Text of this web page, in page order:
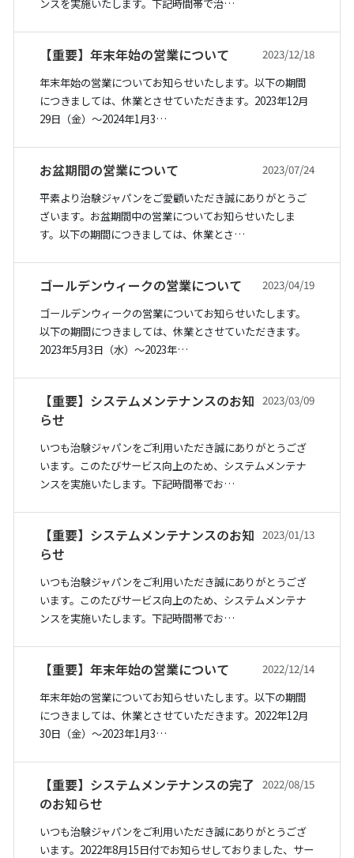
ンスを実施いたします。下記時間帯で治…
【重要】年末年始の営業について
2023/12/18
年末年始の営業についてお知らせいたします。以下の期間
につきましては、休業とさせていただきます。2023年12月
29日（金）〜2024年1月3…
お盆期間の営業について
2023/07/24
平素より治験ジャパンをご愛顧いただき誠にありがとうご
ざいます。お盆期間中の営業についてお知らせいたしま
す。以下の期間につきましては、休業とさ…
ゴールデンウィークの営業について
2023/04/19
ゴールデンウィークの営業についてお知らせいたします。
以下の期間につきましては、休業とさせていただきます。
2023年5月3日（水）〜2023年…
【重要】システムメンテナンスのお知
らせ
2023/03/09
いつも治験ジャパンをご利用いただき誠にありがとうござ
います。このたびサービス向上のため、システムメンテナ
ンスを実施いたします。下記時間帯でお…
【重要】システムメンテナンスのお知
らせ
2023/01/13
いつも治験ジャパンをご利用いただき誠にありがとうござ
います。このたびサービス向上のため、システムメンテナ
ンスを実施いたします。下記時間帯でお…
【重要】年末年始の営業について
2022/12/14
年末年始の営業についてお知らせいたします。以下の期間
につきましては、休業とさせていただきます。2022年12月
30日（金）〜2023年1月3…
【重要】システムメンテナンスの完了
のお知らせ
2022/08/15
いつも治験ジャパンをご利用いただき誠にありがとうござ
います。2022年8月15日付でお知らせしておりました、サー